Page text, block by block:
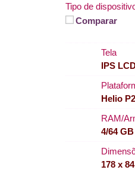
Tipo de
Comparar
Tela
IPS
Helio
RAM/
4/64 GB
178 x